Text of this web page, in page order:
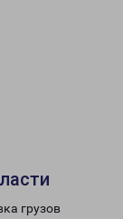
грузов